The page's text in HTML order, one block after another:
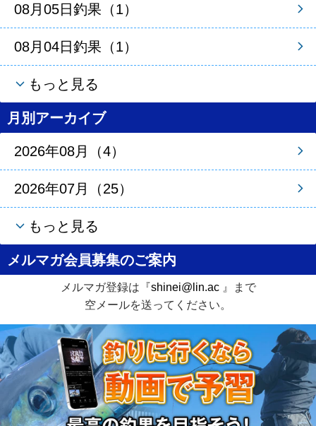
08月05日釣果（1）
08月04日釣果（1）
もっと見る
月別アーカイブ
2026年08月（4）
2026年07月（25）
もっと見る
メルマガ会員募集のご案内
メルマガ登録は『shinei@lin.ac』まで
空メールを送ってください。